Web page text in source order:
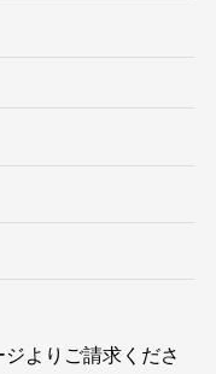
よりご請求くださ